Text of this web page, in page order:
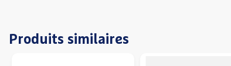
Produits similaires